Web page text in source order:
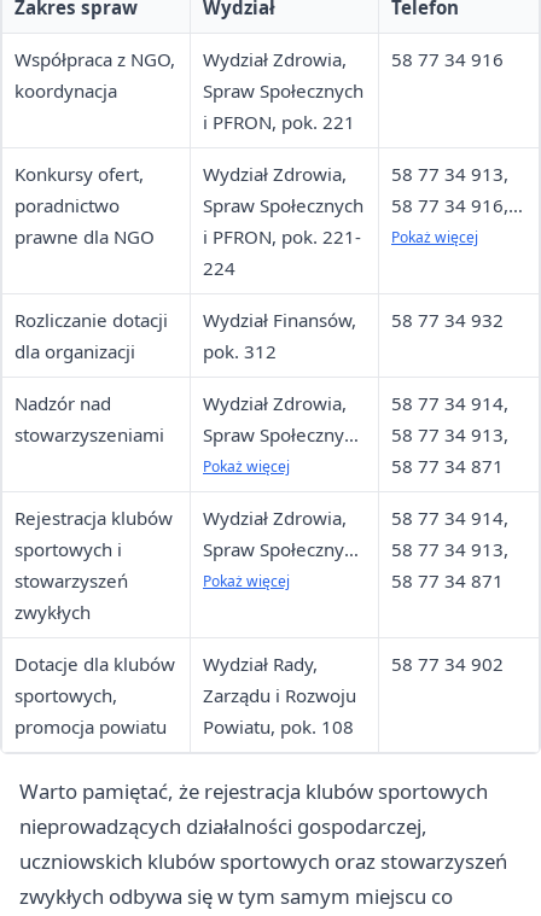
Zakres spraw Wydział Telefon
Współpraca z NGO,
koordynacja
Wydział Zdrowia,
Spraw Społecznych
i PFRON, pok. 221
58 77 34 916
Konkursy ofert,
poradnictwo
prawne dla NGO
Wydział Zdrowia,
Spraw Społecznych
i PFRON, pok. 221-
224
58 77 34 913,
58 77 34 916,
58 77 34 914,
58 77 34 879
Pokaż więcej
Rozliczanie dotacji
dla organizacji
Wydział Finansów,
pok. 312
58 77 34 932
Nadzór nad
stowarzyszeniami
Wydział Zdrowia,
Spraw Społecznych
i PFRON, pok. 221,
224, 225
Pokaż więcej
58 77 34 914,
58 77 34 913,
58 77 34 871
Rejestracja klubów
sportowych i
stowarzyszeń
zwykłych
Wydział Zdrowia,
Spraw Społecznych
i PFRON, pok. 221,
Pokaż więcej
58 77 34 914,
58 77 34 913,
58 77 34 871
Dotacje dla klubów
sportowych,
promocja powiatu
Wydział Rady,
Zarządu i Rozwoju
Powiatu, pok. 108
58 77 34 902
Warto pamiętać, że rejestracja klubów sportowych
nieprowadzących działalności gospodarczej,
uczniowskich klubów sportowych oraz stowarzyszeń
zwykłych odbywa się w tym samym miejscu co